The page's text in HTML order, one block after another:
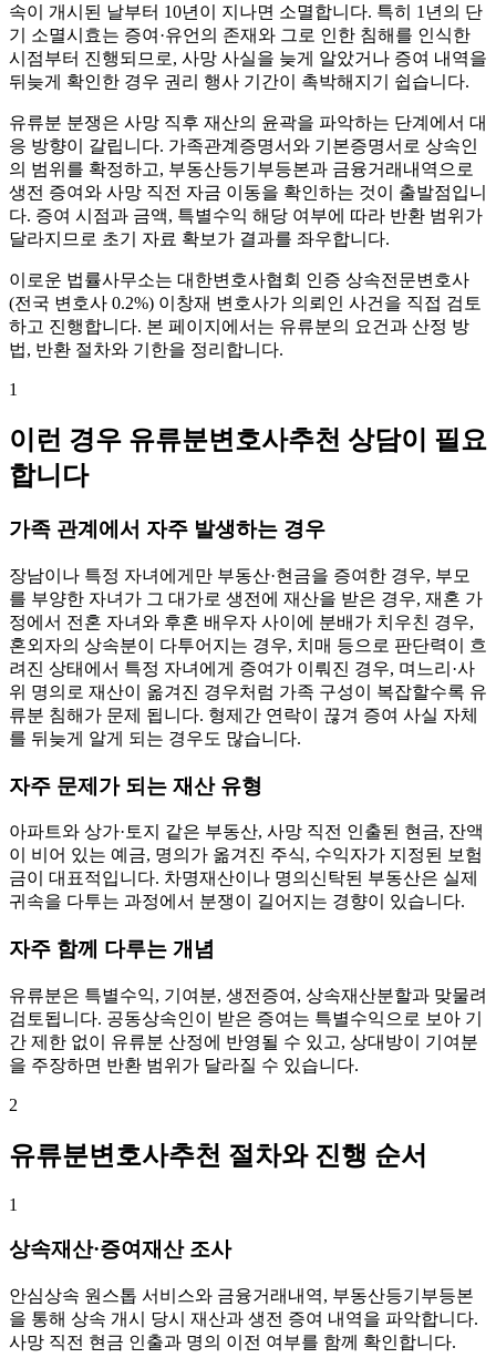
속이 개시된 날부터 10년이 지나면 소멸합니다. 특히 1년의 단
기 소멸시효는 증여·유언의 존재와 그로 인한 침해를 인식한
시점부터 진행되므로, 사망 사실을 늦게 알았거나 증여 내역을
뒤늦게 확인한 경우 권리 행사 기간이 촉박해지기 쉽습니다.
유류분 분쟁은 사망 직후 재산의 윤곽을 파악하는 단계에서 대
응 방향이 갈립니다. 가족관계증명서와 기본증명서로 상속인
의 범위를 확정하고, 부동산등기부등본과 금융거래내역으로
생전 증여와 사망 직전 자금 이동을 확인하는 것이 출발점입니
다. 증여 시점과 금액, 특별수익 해당 여부에 따라 반환 범위가
달라지므로 초기 자료 확보가 결과를 좌우합니다.
이로운 법률사무소는 대한변호사협회 인증 상속전문변호사
(전국 변호사 0.2%) 이창재 변호사가 의뢰인 사건을 직접 검토
하고 진행합니다. 본 페이지에서는 유류분의 요건과 산정 방
법, 반환 절차와 기한을 정리합니다.
1
이런 경우 유류분변호사추천 상담이 필요
합니다
가족 관계에서 자주 발생하는 경우
장남이나 특정 자녀에게만 부동산·현금을 증여한 경우, 부모
를 부양한 자녀가 그 대가로 생전에 재산을 받은 경우, 재혼 가
정에서 전혼 자녀와 후혼 배우자 사이에 분배가 치우친 경우,
혼외자의 상속분이 다투어지는 경우, 치매 등으로 판단력이 흐
려진 상태에서 특정 자녀에게 증여가 이뤄진 경우, 며느리·사
위 명의로 재산이 옮겨진 경우처럼 가족 구성이 복잡할수록 유
류분 침해가 문제 됩니다. 형제간 연락이 끊겨 증여 사실 자체
를 뒤늦게 알게 되는 경우도 많습니다.
자주 문제가 되는 재산 유형
아파트와 상가·토지 같은 부동산, 사망 직전 인출된 현금, 잔액
이 비어 있는 예금, 명의가 옮겨진 주식, 수익자가 지정된 보험
금이 대표적입니다. 차명재산이나 명의신탁된 부동산은 실제
귀속을 다투는 과정에서 분쟁이 길어지는 경향이 있습니다.
자주 함께 다루는 개념
유류분은 특별수익, 기여분, 생전증여, 상속재산분할과 맞물려
검토됩니다. 공동상속인이 받은 증여는 특별수익으로 보아 기
간 제한 없이 유류분 산정에 반영될 수 있고, 상대방이 기여분
을 주장하면 반환 범위가 달라질 수 있습니다.
2
유류분변호사추천 절차와 진행 순서
1
상속재산·증여재산 조사
안심상속 원스톱 서비스와 금융거래내역, 부동산등기부등본
을 통해 상속 개시 당시 재산과 생전 증여 내역을 파악합니다.
사망 직전 현금 인출과 명의 이전 여부를 함께 확인합니다.